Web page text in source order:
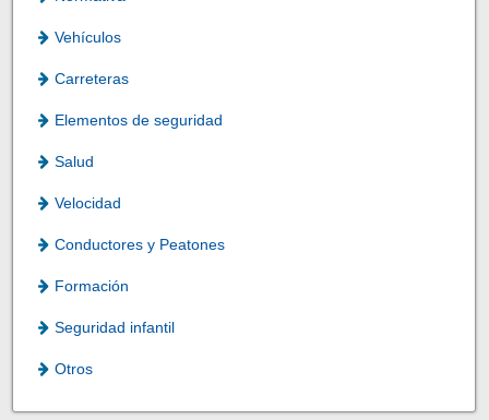
Vehículos
Carreteras
Elementos de seguridad
Salud
Velocidad
Conductores y Peatones
Formación
Seguridad infantil
Otros